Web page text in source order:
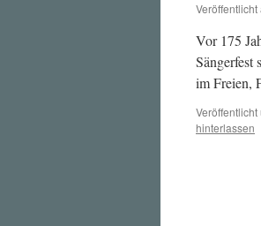
Veröffentlicht
Vor 175
Sängerfest
im Freien,
Veröffentlicht
hinterlassen